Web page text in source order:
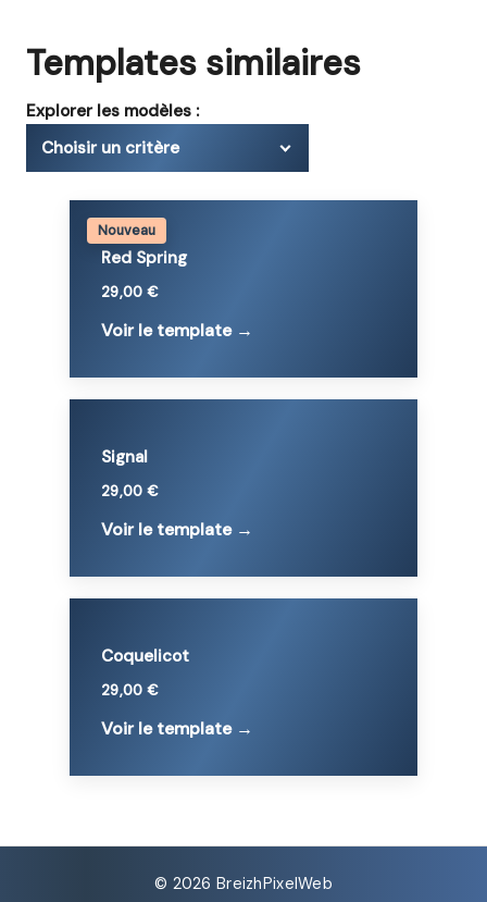
Templates similaires
Explorer les modèles :
Choisir un critère
Nouveau
Red Spring
29,00 €
Voir le template →
Signal
29,00 €
Voir le template →
Coquelicot
29,00 €
Voir le template →
© 2026 BreizhPixelWeb